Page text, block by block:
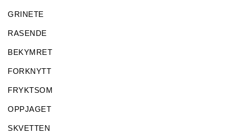
GRINETE
RASENDE
BEKYMRET
FORKNYTT
FRYKTSOM
OPPJAGET
SKVETTEN